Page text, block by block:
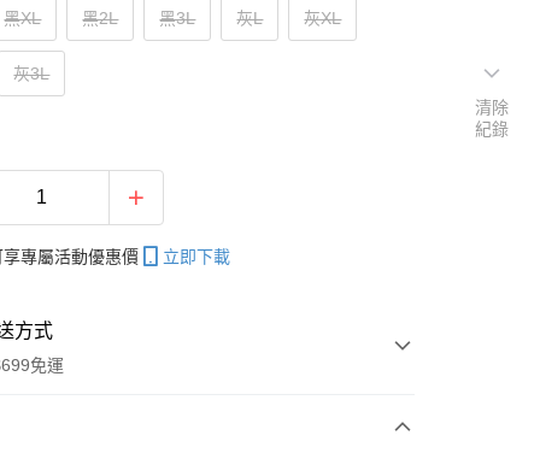
黑XL 黑2L 黑3L 灰L 灰XL
灰3L
專屬活動優惠價 立即下載
方式
免運
清除
紀錄